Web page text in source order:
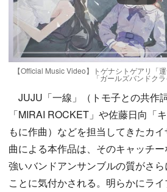
【Official Music Video】トゲナシトゲアリ「
「ガールズバンドク
JUJU「一線」（トモ子との共作
「MIRAI ROCKET」や佐藤日向「
もに作曲）などを担当してきたカ
曲による本作品は、そのキャッチ
強いバンドアンサンブルの質がさ
ことに気付かされる。明らかにラ